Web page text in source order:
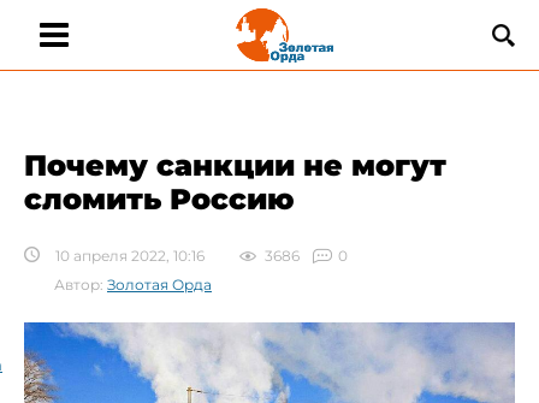
Почему санкции не могут
сломить Россию
10 апреля 2022, 10:16 3686
0
Автор: Золотая Орда